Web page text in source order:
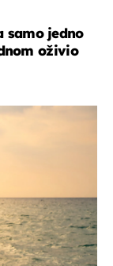
samo jedno
oživio